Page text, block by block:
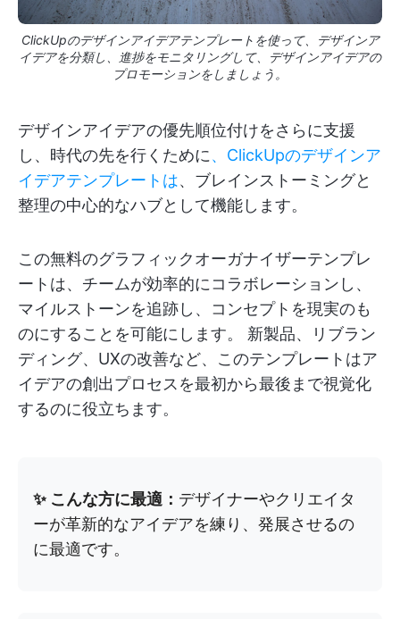
ClickUpのデザインアイデアテンプレートを使って、デザインア
イデアを分類し、進捗をモニタリングして、デザインアイデアの
プロモーションをしましょう。
デザインアイデアの優先順位付けをさらに支援
し、時代の先を行くために、ClickUpのデザインア
イデアテンプレートは、ブレインストーミングと
整理の中心的なハブとして機能します。
この無料のグラフィックオーガナイザーテンプレ
ートは、チームが効率的にコラボレーションし、
マイルストーンを追跡し、コンセプトを現実のも
のにすることを可能にします。 新製品、リブラン
ディング、UXの改善など、このテンプレートはア
イデアの創出プロセスを最初から最後まで視覚化
するのに役立ちます。
✨ こんな方に最適： デザイナーやクリエイタ
ーが革新的なアイデアを練り、発展させるの
に最適です。